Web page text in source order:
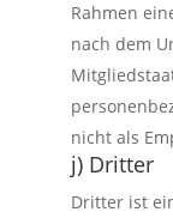
Rahmen
nach dem
nicht als
j) Dritter
Dritter ist